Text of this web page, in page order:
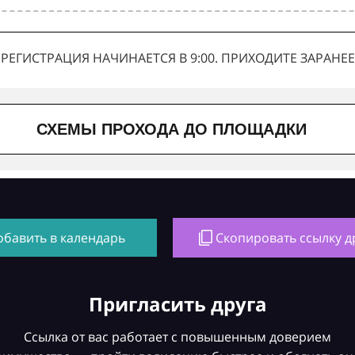
РЕГИСТРАЦИЯ НАЧИНАЕТСЯ В 9:00. ПРИХОДИТЕ ЗАРАНЕЕ
СХЕМЫ ПРОХОДА ДО ПЛОЩАДКИ
в календарь Скопировать ссылку
Пригласить друга
Ссылка от вас работает с повышенным доверием